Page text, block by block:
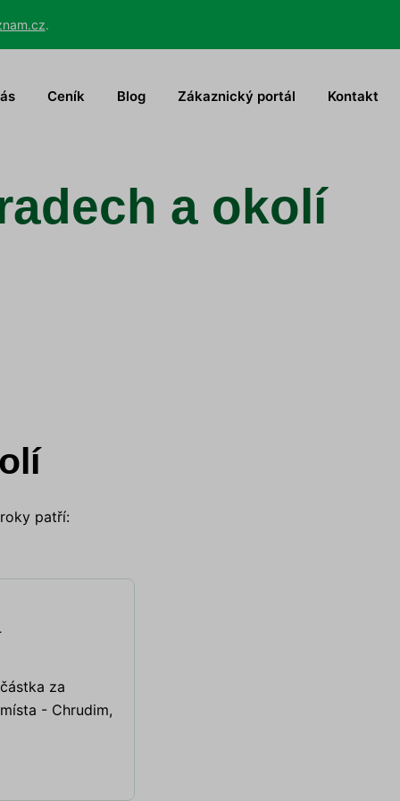
.
Ceník Blog Zákaznický portál Kontakt
a okolí
patří:
za
- Chrudim,